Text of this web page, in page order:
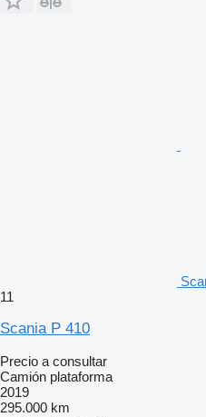
11
Scania P 410
Precio a consultar
Camión plataforma
2019
295.000 km